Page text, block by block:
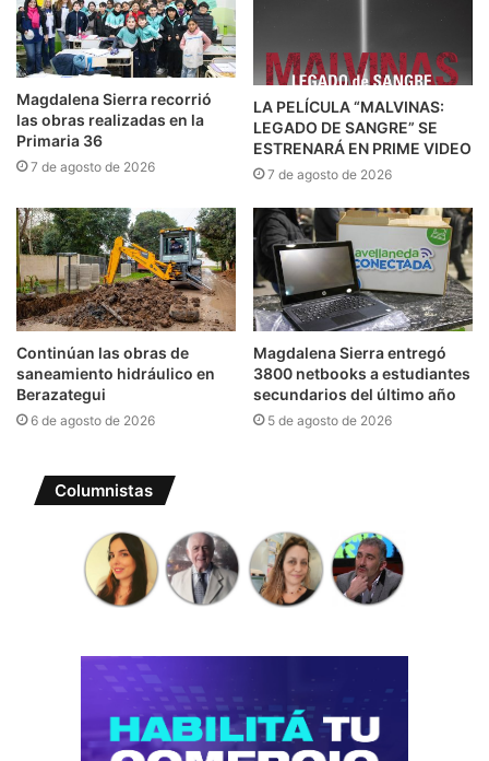
Magdalena Sierra recorrió
las obras realizadas en la
Primaria 36
7 de agosto de 2026
LA PELÍCULA “MALVINAS:
LEGADO DE SANGRE” SE
ESTRENARÁ EN PRIME VIDEO
7 de agosto de 2026
Continúan las obras de
saneamiento hidráulico en
Berazategui
6 de agosto de 2026
Magdalena Sierra entregó
3800 netbooks a estudiantes
secundarios del último año
5 de agosto de 2026
Columnistas